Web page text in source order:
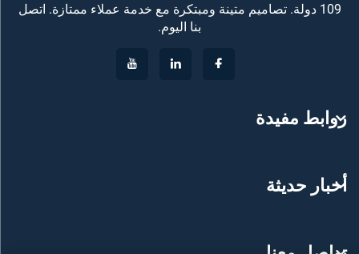
109 دولة. تصاميم متينة ومبتكرة مع خدمة عملاء ممتازة. اتصل
بنا اليوم.
روابط مفيدة
أخبار حديثة